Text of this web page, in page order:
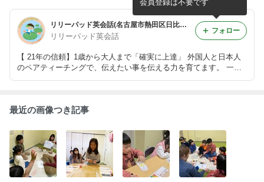
リリーパッド英会話(名古屋市熱田区日比野駅 楽しくしっかり上達する英会話教室)
リリーパッド英会話
【 21年の信頼】1歳から大人まで「確実に上達」 外国人と日本人
のペアティーチングで、伝えたい事を伝える力を育てます。 一人
ひとりの個性を見極め、その子に今必要な言葉をかける——これが
会員登録は不要です
フォロー
最近の画像つき記事